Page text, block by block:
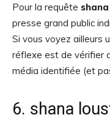
Pour la requête
presse grand public
Si vous voyez ailleurs
réflexe est de vérifier
média identifiée (et
6. shana